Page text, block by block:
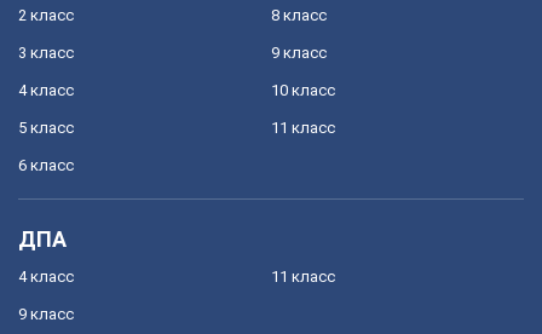
2 класс
3 класс
4 класс
5 класс
6 класс
8 класс
9 класс
10 класс
11 класс
ДПА
4 класс
9 класс
11 класс